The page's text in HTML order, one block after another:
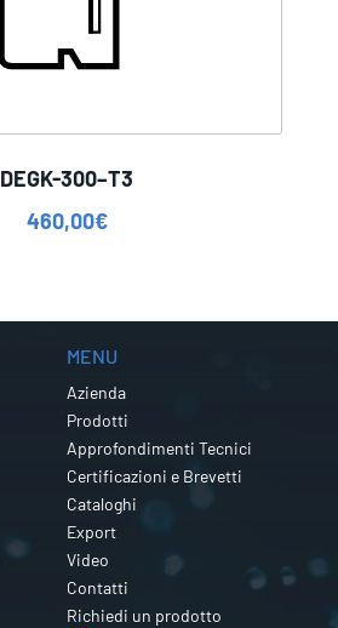
DEGK-300–T3
460,00€
MENU
Azienda
Prodotti
Approfondimenti Tecnici
Certificazioni e Brevetti
Cataloghi
Export
Video
Contatti
Richiedi un prodotto